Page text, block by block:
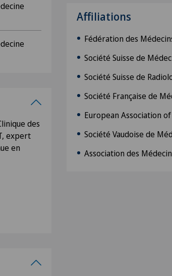
des
expert
en
Affiliations
Fédération des
Société Suisse de
Société Suisse de
Société Française de
European Association
Société Vaudoise de
Association des